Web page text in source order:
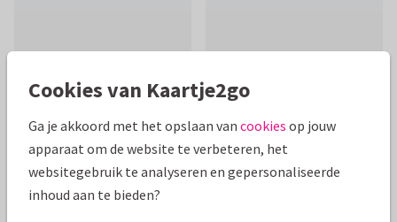
Mooie extra's bij je kaart
Cookies van Kaartje2go
Ga je akkoord met het opslaan van cookies op jouw
apparaat om de website te verbeteren, het
websitegebruik te analyseren en gepersonaliseerde
inhoud aan te bieden?